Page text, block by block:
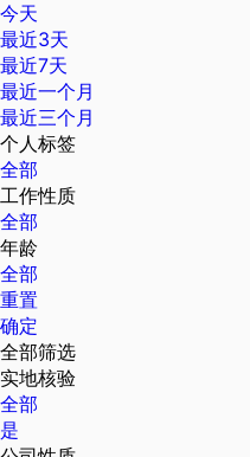
今天
最近3天
最近7天
最近一个月
最近三个月
个人标签
全部
工作性质
全部
年龄
全部
重置
确定
全部筛选
实地核验
全部
是